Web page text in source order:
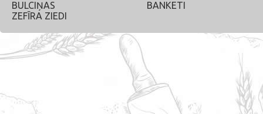
BULCIŅAS
ZEFĪRA ZIEDI
BANKETI